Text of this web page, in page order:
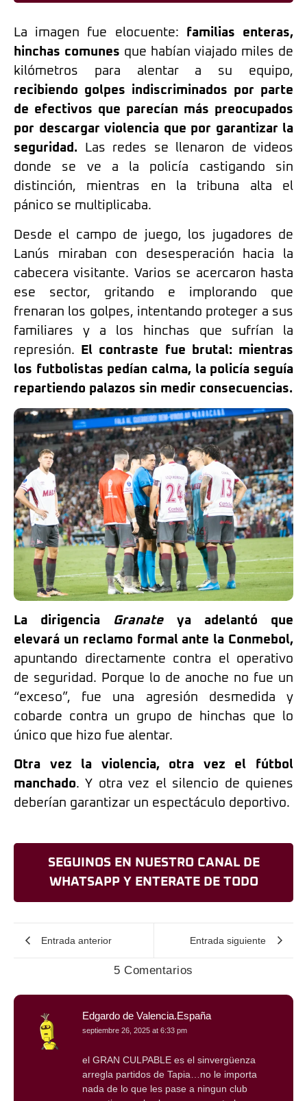
La imagen fue elocuente:
familias enteras,
hinchas comunes que habían viajado miles de
kilómetros para alentar a su equipo,
recibiendo golpes indiscriminados por parte
de efectivos que parecían más preocupados
por descargar violencia que por garantizar la
seguridad. Las redes se llenaron de videos
donde se ve a la policía castigando sin
distinción, mientras en la tribuna alta el
pánico se multiplicaba.
Desde el campo de juego, los jugadores de
Lanús miraban con desesperación hacia la
cabecera visitante. Varios se acercaron hasta
ese sector, gritando e implorando que
frenaran los golpes, intentando proteger a sus
familiares y a los hinchas que sufrían la
represión. El contraste fue brutal: mientras
los futbolistas pedían calma, la policía seguía
repartiendo palazos sin medir consecuencias.
La dirigencia Granateya adelantó que
elevará un reclamo formal ante la Conmebol,
apuntando directamente contra el operativo
de seguridad. Porque lo de anoche no fue un
“exceso”, fue una agresión desmedida y
cobarde contra un grupo de hinchas que lo
único que hizo fue alentar.
Otra vez la violencia, otra vez el fútbol
manchado. Y otra vez el silencio de quienes
deberían garantizar un espectáculo deportivo.
SEGUINOS EN NUESTRO CANAL DE
WHATSAPP Y ENTERATE DE TODO
Entrada anterior Entrada siguiente
5 Comentarios
Edgardo de Valencia.España
septiembre 26, 2025 at 6:33 pm
el GRAN CULPABLE es el sinvergüenza
arregla partidos de Tapia…no le importa
nada de lo que les pase a ningun club